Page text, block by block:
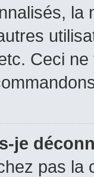
la
Ceci
je
pas la